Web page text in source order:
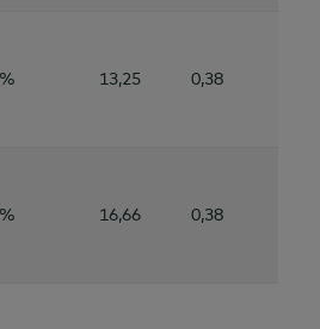
13,25 0,38
16,66 0,38